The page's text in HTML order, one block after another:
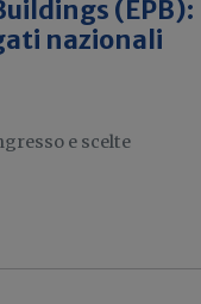
(EPB):
nazionali
e scelte